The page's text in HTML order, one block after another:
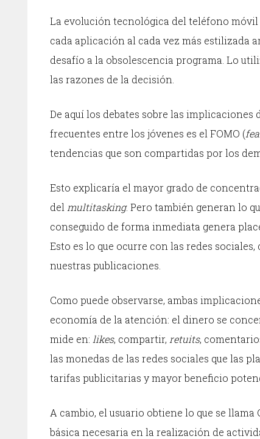
La evolución tecnológica del teléfono
cada aplicación al cada vez más estilizada
desafío a la obsolescencia programa. Lo
las razones de la decisión.
De aquí los debates sobre las implicaciones
frecuentes entre los jóvenes es el FOMO (
tendencias que son compartidas por los
Esto explicaría el mayor grado de
del multitasking. Pero también generan lo
conseguido de forma inmediata genera
Esto es lo que ocurre con las redes
nuestras publicaciones.
Como puede observarse, ambas
economía de la atención: el dinero se
mide en: likes, compartir, retuits,
las monedas de las redes sociales que las
tarifas publicitarias y mayor beneficio
A cambio, el usuario obtiene lo que se
básica necesaria en la realización de